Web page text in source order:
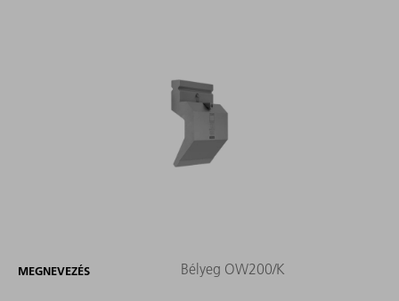
MEGNEVEZÉS Bélyeg OW200/K